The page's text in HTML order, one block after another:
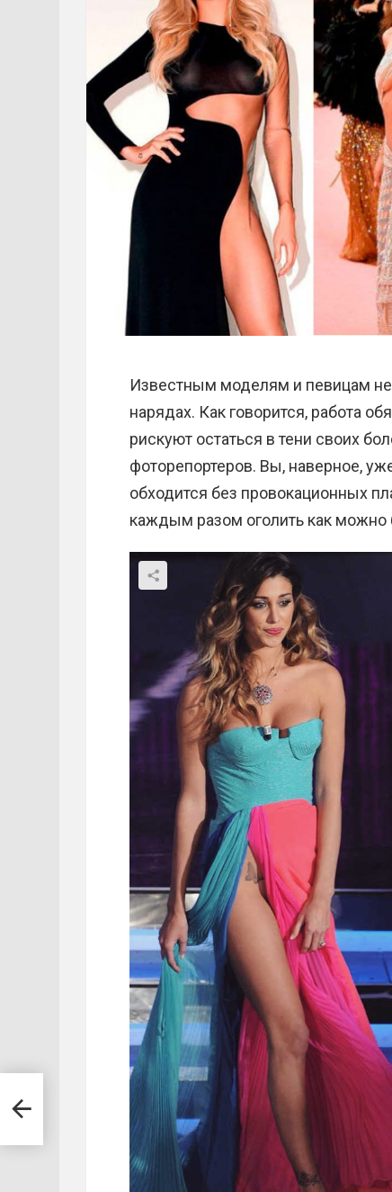
Известным моделям и певицам
нарядах. Как говорится, работа
рискуют остаться в тени своих
фоторепортеров. Вы, наверное,
обходится без провокационных
каждым разом оголить как можно